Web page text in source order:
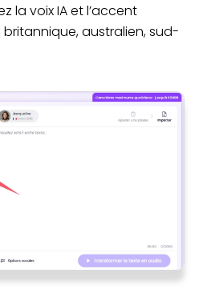
la voix IA et l’accent
australien, sud-